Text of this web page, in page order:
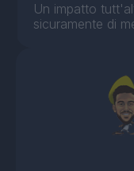
Un impatto
sicuramente di